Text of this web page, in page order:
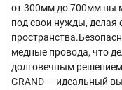
от 300мм до 700мм вы
под свои нужды, делая
медные провода, что
долговечным
GRAND — идеальный